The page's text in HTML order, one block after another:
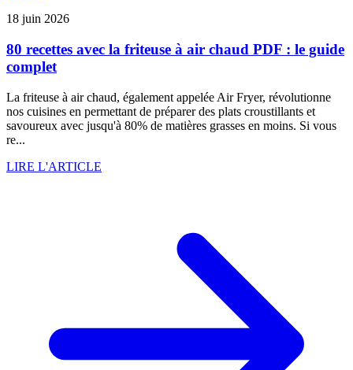
18 juin 2026
80 recettes avec la friteuse à air chaud PDF : le guide
complet
La friteuse à air chaud, également appelée Air Fryer, révolutionne
nos cuisines en permettant de préparer des plats croustillants et
savoureux avec jusqu'à 80% de matières grasses en moins. Si vous
re...
LIRE L'ARTICLE